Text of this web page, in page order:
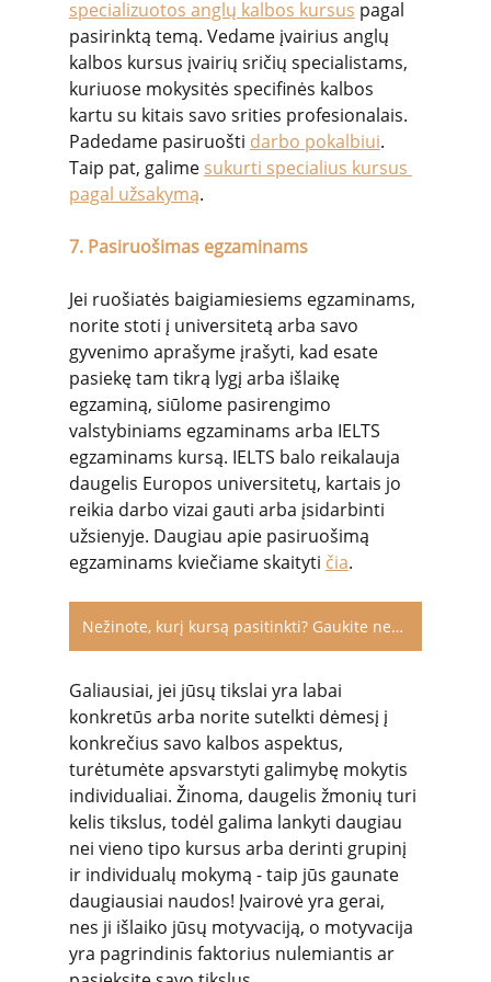
specializuotos anglų kalbos kursus pagal
pasirinktą temą. Vedame įvairius anglų
kalbos kursus įvairių sričių specialistams,
kuriuose mokysitės specifinės kalbos
kartu su kitais savo srities profesionalais.
Padedame pasiruošti darbo pokalbiui.
Taip pat, galime sukurti specialius kursus
pagal užsakymą.
7. Pasiruošimas egzaminams
Jei ruošiatės baigiamiesiems egzaminams,
norite stoti į universitetą arba savo
gyvenimo aprašyme įrašyti, kad esate
pasiekę tam tikrą lygį arba išlaikę
egzaminą, siūlome pasirengimo
valstybiniams egzaminams arba IELTS
egzaminams kursą. IELTS balo reikalauja
daugelis Europos universitetų, kartais jo
reikia darbo vizai gauti arba įsidarbinti
užsienyje. Daugiau apie pasiruošimą
egzaminams kviečiame skaityti čia.
Nežinote, kurį kursą pasitinkti? Gaukite nemokamą konsultaciją.
Galiausiai, jei jūsų tikslai yra labai
konkretūs arba norite sutelkti dėmesį į
konkrečius savo kalbos aspektus,
turėtumėte apsvarstyti galimybę mokytis
individualiai. Žinoma, daugelis žmonių turi
kelis tikslus, todėl galima lankyti daugiau
nei vieno tipo kursus arba derinti grupinį
ir individualų mokymą - taip jūs gaunate
daugiausiai naudos! Įvairovė yra gerai,
nes ji išlaiko jūsų motyvaciją, o motyvacija
yra pagrindinis faktorius nulemiantis ar